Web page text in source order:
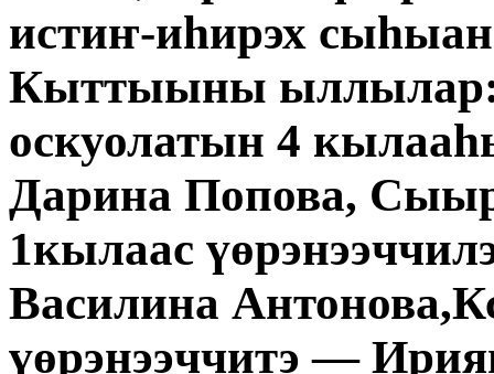
истиҥ-иһирэх
Кыттыыны ыллылар:
оскуолатын 4
Дарина Попова,
1кылаас
Василина
үөрэнээччитэ —